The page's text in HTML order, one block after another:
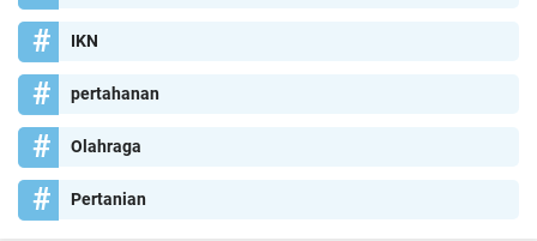
IKN
pertahanan
Olahraga
Pertanian